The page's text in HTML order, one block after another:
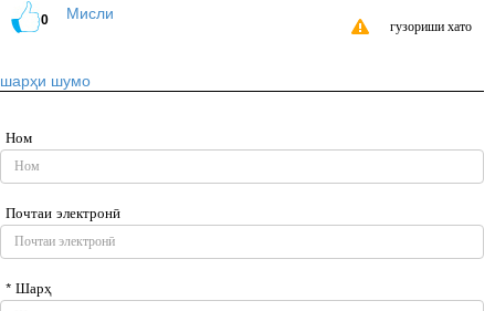
0 Мисли
гузориши хато
шарҳи шумо
Ном
Почтаи электронӣ
* Шарҳ